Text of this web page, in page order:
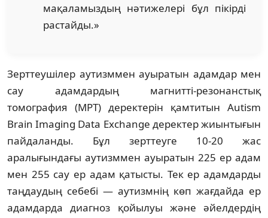
мақаламыздың нәтижелері бұл пікірді
растайды.»
Зерттеушілер аутизммен ауыратын адамдар мен
сау адамдардың магнитті-резонанстық
томография (МРТ) деректерін қамтитын Autism
Brain Imaging Data Exchange деректер жиынтығын
пайдаланды. Бұл зерттеуге 10-20 жас
аралығындағы аутизммен ауыратын 225 ер адам
мен 255 сау ер адам қатысты. Тек ер адамдарды
таңдаудың себебі — аутизмнің көп жағдайда ер
адамдарда диагноз қойылуы және әйелдердің